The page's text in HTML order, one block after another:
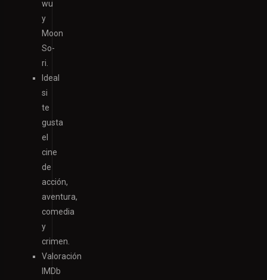
wu
y
Moon
So-
ri.
Ideal
si
te
gusta
el
cine
de
acción,
aventura,
comedia
y
crimen.
Valoración
IMDb